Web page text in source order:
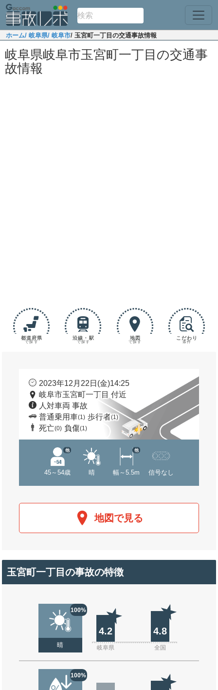
ホーム/ 岐阜県/ 岐阜市/ 玉宮町一丁目の交通事故情報
岐阜県岐阜市玉宮町一丁目の交通事
故情報
都道府県
で探す
沿線・駅
で探す
地図
で探す
こだわり
条件
2023年12月22日(金)14:25
岐阜市玉宮町一丁目 付近
人対車両 事故
普通乗用車(1) 歩行者(1)
死亡(0) 負傷(1)
45～54歳
他
晴 幅～5.5m
他
信号なし
地図で見る
玉宮町一丁目の事故の特徴
100%
晴
4.2 4.8
岐阜県 全国
100%